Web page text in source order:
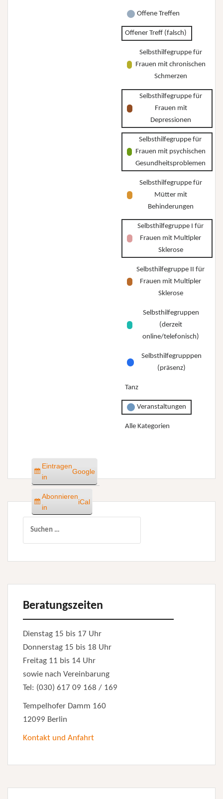
Offene Treffen
Offener Treff (falsch)
Selbsthilfegruppe für
Frauen mit chronischen
Schmerzen
Selbsthilfegruppe für
Frauen mit
Depressionen
Selbsthilfegruppe für
Frauen mit psychischen
Gesundheitsproblemen
Selbsthilfegruppe für
Mütter mit
Behinderungen
Selbsthilfegruppe I für
Frauen mit Multipler
Sklerose
Selbsthilfegruppe II für
Frauen mit Multipler
Sklerose
Selbsthilfegruppen
(derzeit
online/telefonisch)
Selbsthilfegrupppen
(präsenz)
Tanz
Veranstaltungen
Alle Kategorien
Eintragen
in
Google
Abonnieren
in
iCal
Beratungszeiten
Dienstag 15 bis 17 Uhr
Donnerstag 15 bis 18 Uhr
Freitag 11 bis 14 Uhr
sowie nach Vereinbarung
Tel: (030) 617 09 168 / 169
Tempelhofer Damm 160
12099 Berlin
Kontakt und Anfahrt